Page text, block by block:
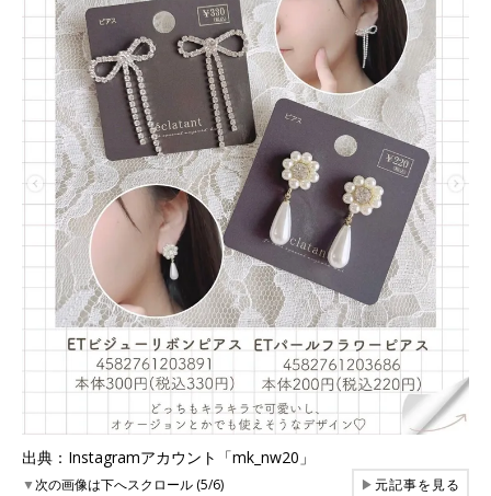
出典：Instagramアカウント「mk_nw20」
▼次の画像は下へスクロール (5/6) ▶元記事を見る